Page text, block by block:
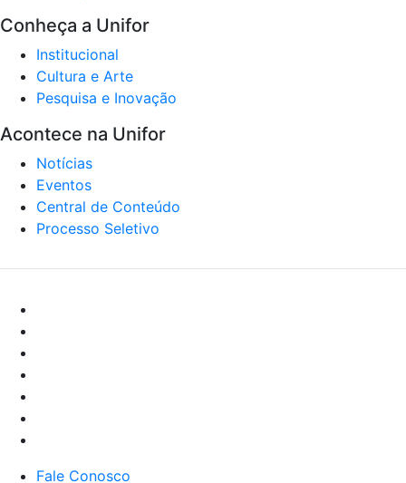
Conheça a Unifor
Institucional
Cultura e Arte
Pesquisa e Inovação
Acontece na Unifor
Notícias
Eventos
Central de Conteúdo
Processo Seletivo
Fale Conosco